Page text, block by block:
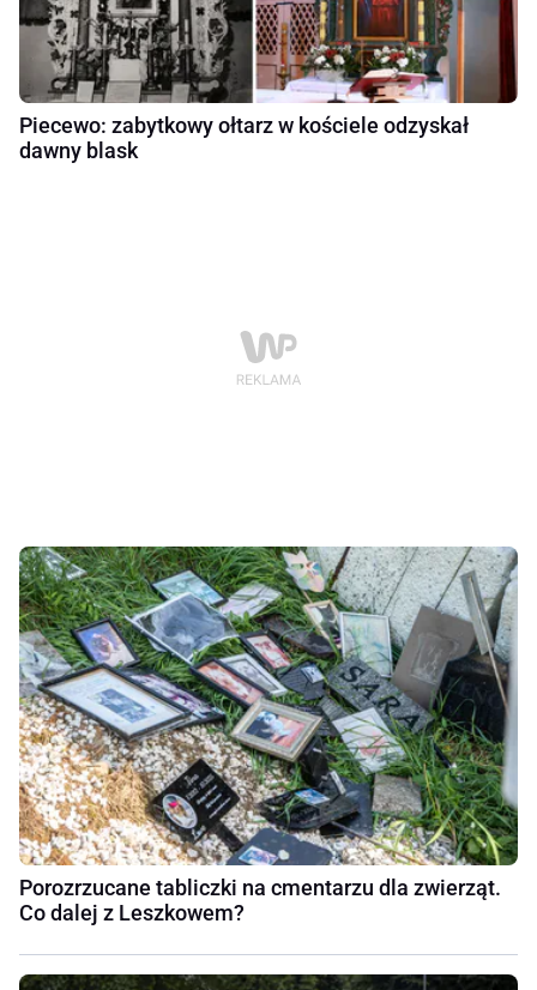
Piecewo: zabytkowy ołtarz w kościele odzyskał
dawny blask
Porozrzucane tabliczki na cmentarzu dla zwierząt.
Co dalej z Leszkowem?